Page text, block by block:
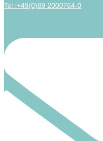
Tel :+49(0)89 2000764-0